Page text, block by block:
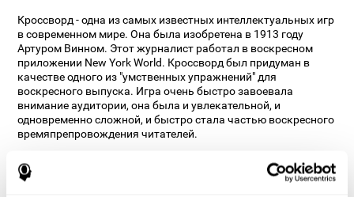
Кроссворд - одна из самых известных интеллектуальных игр
в современном мире. Она была изобретена в 1913 году
Артуром Винном. Этот журналист работал в воскресном
приложении New York World. Кроссворд был придуман в
качестве одного из "умственных упражнений" для
воскресного выпуска. Игра очень быстро завоевала
внимание аудитории, она была и увлекательной, и
одновременно сложной, и быстро стала частью воскресного
времяпрепровождения читателей.
по прошествии более века она до сих пор является одним из
лучших способов стимулирования ума. Дизайнеры CogniFit